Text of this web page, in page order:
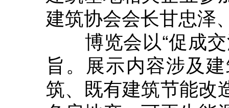
建筑协会会长甘忠泽
博览会以“促成交
旨。展示内容涉及
筑、既有建筑节能改